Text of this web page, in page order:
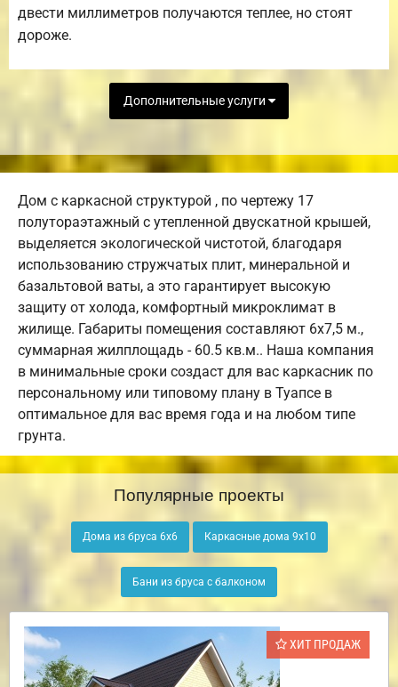
двести миллиметров получаются теплее, но стоят
дороже.
Дополнительные услуги
Дом с каркасной структурой , по чертежу 17
полутораэтажный с утепленной двускатной крышей,
выделяется экологической чистотой, благодаря
использованию стружчатых плит, минеральной и
базальтовой ваты, а это гарантирует высокую
защиту от холода, комфортный микроклимат в
жилище. Габариты помещения составляют 6х7,5 м.,
суммарная жилплощадь - 60.5 кв.м.. Наша компания
в минимальные сроки создаст для вас каркасник по
персональному или типовому плану в Туапсе в
оптимальное для вас время года и на любом типе
грунта.
Популярные проекты
Дома из бруса 6х6 Каркасные дома 9х10
Бани из бруса с балконом
ХИТ ПРОДАЖ